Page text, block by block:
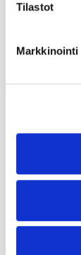
Tilastot
Markkinointi